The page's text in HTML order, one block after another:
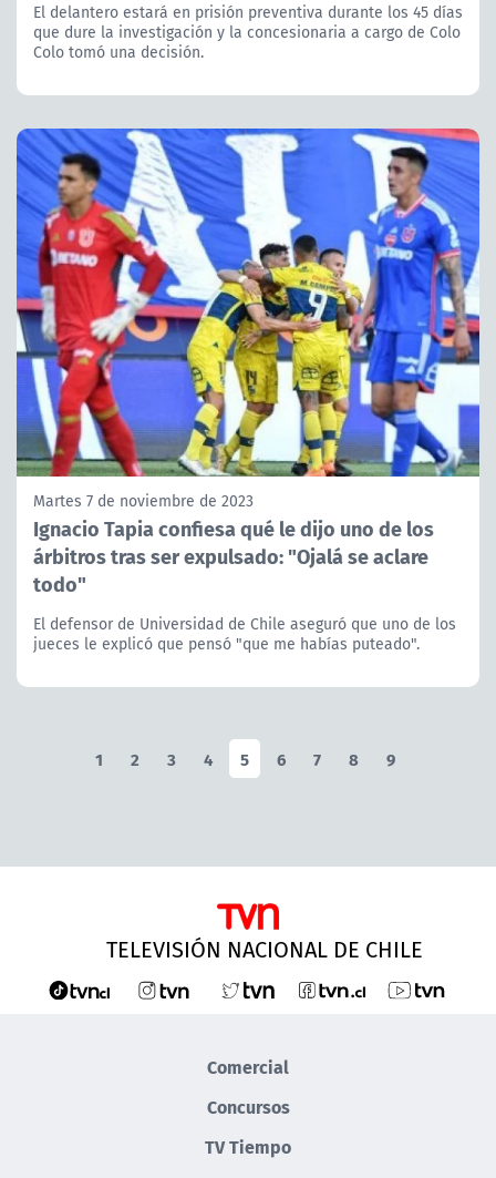
El delantero estará en prisión preventiva durante los 45 días
que dure la investigación y la concesionaria a cargo de Colo
Colo tomó una decisión.
Martes 7 de noviembre de 2023
Ignacio Tapia confiesa qué le dijo uno de los
árbitros tras ser expulsado: "Ojalá se aclare
todo"
El defensor de Universidad de Chile aseguró que uno de los
jueces le explicó que pensó "que me habías puteado".
1 2 3 4 5 6 7 8 9
TELEVISIÓN NACIONAL DE CHILE
Comercial
Concursos
TV Tiempo